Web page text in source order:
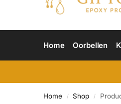
Home Oorbellen
Home / Shop /